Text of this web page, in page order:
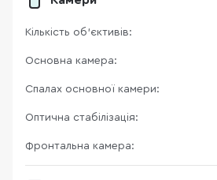
Кількість об'єктивів:
Основна камера:
Спалах основної камери:
Оптична стабілізація:
Фронтальна камера: